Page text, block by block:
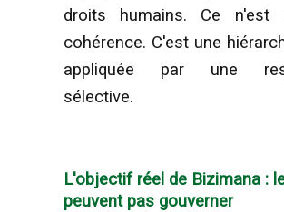
droits humains. Ce
cohérence. C'est une
appliquée par une
sélective.
L'objectif réel de Bizimana :
peuvent pas gouverner